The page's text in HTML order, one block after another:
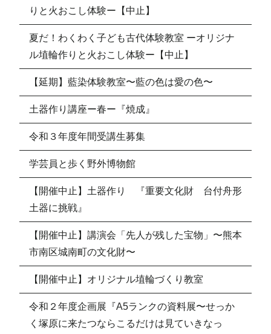
りと火おこし体験ー【中止】
夏だ！わくわく子ども古代体験教室 ーオリジナ
ル埴輪作りと火おこし体験ー【中止】
【延期】藍染体験教室〜藍の色は愛の色〜
土器作り講座ー春ー『焼成』
令和３年度年間受講生募集
学芸員と歩く野外博物館
【開催中止】土器作り 『重要文化財 台付舟形
土器に挑戦』
【開催中止】講演会「先人が残した宝物」〜熊本
市南区城南町の文化財〜
【開催中止】オリジナル埴輪づくり教室
令和２年度企画展『A5ランクの資料展〜せっか
く塚原に来たつならこるだけは見ていきなっ